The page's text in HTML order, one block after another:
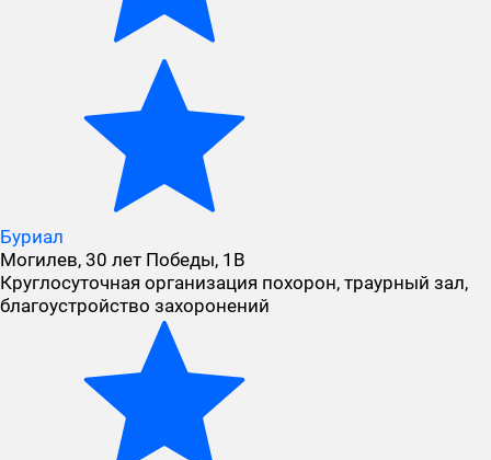
Буриал
Могилев, 30 лет Победы, 1В
Круглосуточная организация похорон, траурный зал,
благоустройство захоронений